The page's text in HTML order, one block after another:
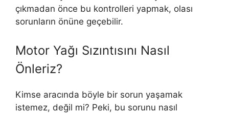
çıkmadan önce bu kontrolleri yapmak, olası
sorunların önüne geçebilir.
Motor Yağı Sızıntısını Nasıl
Önleriz?
Kimse aracında böyle bir sorun yaşamak
istemez, değil mi? Peki, bu sorunu nasıl